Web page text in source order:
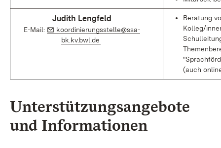
Judith Lengfeld
E-Mail: E-Mail:
koordinierungsstelle@ssa-
bk.kv.bwl.de
Beratung
Kolleg/
(auch
Unterstützungsangebote
und Informationen